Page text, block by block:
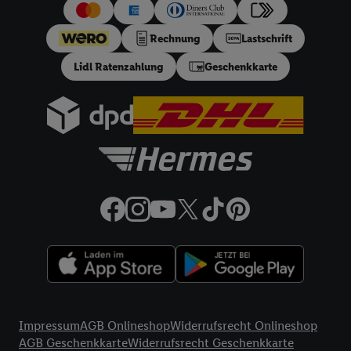
Rechnung Lastschrift
Lidl Ratenzahlung Geschenkkarte
ImpressumAGB OnlineshopWiderrufsrecht Onlineshop
AGB GeschenkkarteWiderrufsrecht Geschenkkarte
uns und einem der anderen oben genannten Partner auch Ihre
in einen Hashwert umgewandelte E-Mail-Adresse in
gemeinsamer Verantwortlichkeit verarbeitet.
Zudem erlauben Sie uns, der Utiq SA/NV („Utiq“) und
in den Lidl-Diensten einzusetzen. Utiq prüft zunächst anhand
Ihrer IP-Adresse, ob die Technologie für Sie verfügbar ist.
Wenn das der Fall ist, gibt Utiq Ihre IP-Adresse an Ihren
Netzbetreiber weiter, der anhand der IP-Adresse und einer
Kennung für Utiq erstellt. Wir werden diese Kennung
verwenden, um Sie wiederzuerkennen und Erkenntnisse über
Insbesondere können Sie mittels dieser Technologie auch auf
Diensten wiedererkannt werden, die von Dritten betrieben
Nutzung der Utiq-Technologie - zusätzlich zur weiter unten